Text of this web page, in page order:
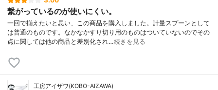
繋がっているのが使いにくい。
一回で揃えたいと思い、この商品を購入しました。計量スプーンとして
は普通のものです。なかなかすり切り用のものはついていないのでその
点に関しては他の商品と差別化され…続きを見る
工房アイザワ(KOBO-AIZAWA)